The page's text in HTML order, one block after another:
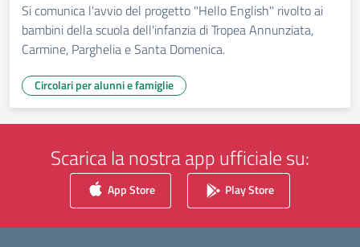
Si comunica l'avvio del progetto "Hello English" rivolto ai
bambini della scuola dell'infanzia di Tropea Annunziata,
Carmine, Parghelia e Santa Domenica.
Circolari per alunni e famiglie
Scarica la nostra app ufficiale su:
App Store Play Store